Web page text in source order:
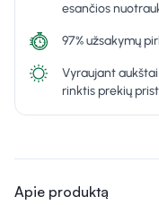
esančios
97% užsakymų
Vyraujant
rinktis prekių
Apie produktą